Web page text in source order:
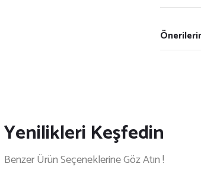
Yenilikleri Keşfedin
Benzer Ürün Seçeneklerine Göz Atın !